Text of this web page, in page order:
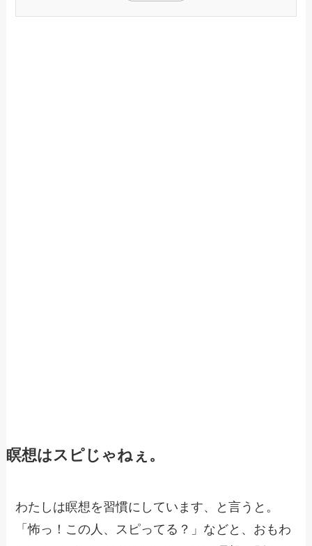
瞑想はスピじゃねぇ。
わたしは瞑想を習慣にしています、と言うと。
「怖っ！この人、スピってる？」などと、おもわ